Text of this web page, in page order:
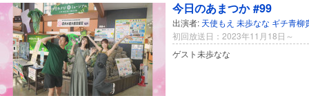
今日のあまつか #99
出演者: 天使もえ 未歩なな ギチ青柳
初回放送日：2023年11月18日～
ゲスト未歩なな